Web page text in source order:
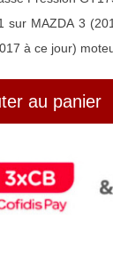
sur MAZDA 3
à ce jour)
au panier